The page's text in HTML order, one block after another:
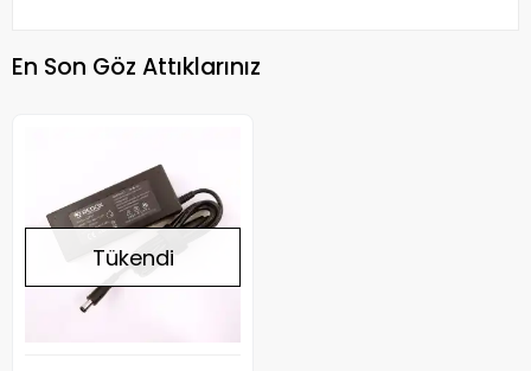
En Son Göz Attıklarınız
Tükendi